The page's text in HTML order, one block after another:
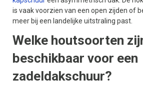
is vaak voorzien van een open zijden of
meer bij een landelijke uitstraling past.
Welke houtsoorten
beschikbaar voor een
zadeldakschuur?